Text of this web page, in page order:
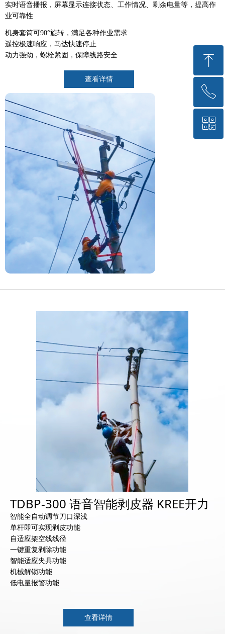
实时语音播报，屏幕显示连接状态、工作情况、剩余电量等，提高作
业可靠性
机身套筒可90°旋转，满足各种作业需求
遥控极速响应，马达快速停止
动力强劲，螺栓紧固，保障线路安全
查看详情
TDBP-300 语音智能剥皮器 KREE开力
智能全自动调节刀口深浅
单杆即可实现剥皮功能
自适应架空线线径
一键重复剥除功能
智能适应夹具功能
机械解锁功能
低电量报警功能
查看详情
ꁸ
回到顶部
ꂅ
021-54320061
ꀥ